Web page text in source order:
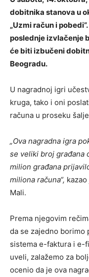
dobitnika stanova u
„Uzmi račun i
poslednje izvlačenje
će biti izbučeni
Beogradu.
U nagradnoj igri
kruga, tako i oni
računa u proseku
„Ova nagradna igra
se veliki broj građana
milion građana
miliona računa“,
Mali.
Prema njegovim
da se zajedno borimo
sistema e-faktura i e-
uveli, zalažemo za
ocenio da je ova